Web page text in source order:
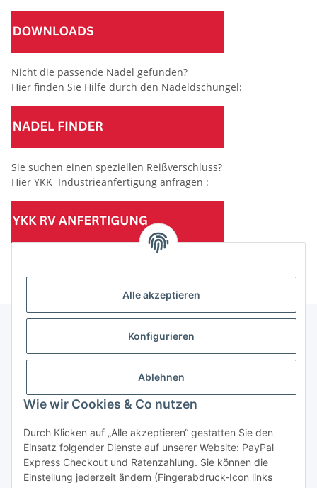
Alle akzeptieren
Konfigurieren
Ablehnen
Wie wir Cookies & Co nutzen
Durch Klicken auf „Alle akzeptieren“ gestatten Sie den
Einsatz folgender Dienste auf unserer Website: PayPal
Express Checkout und Ratenzahlung. Sie können die
Einstellung jederzeit ändern (Fingerabdruck-Icon links
Nicht die passende Nadel gefunden?
Hier finden Sie Hilfe durch den Nadeldschungel:
Sie suchen einen speziellen Reißverschluss?
Hier YKK Industrieanfertigung anfragen :
(Mindesttabnahmemenge 10 Stück je Länge und Farbe)
Informationen
Gesetzliche Informationen
Vertrag widerrufen